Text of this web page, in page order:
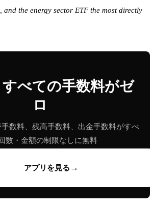
and the energy sector ETF the most directly
すべての手数料がゼ
ロ
数料、残高手数料、出金手数料がすべ
数・金額の制限なしに無料
アプリを見る →